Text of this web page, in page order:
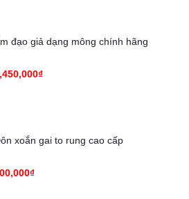
đạo giả dạng mông chính hãng
xoắn gai to rung cao cấp